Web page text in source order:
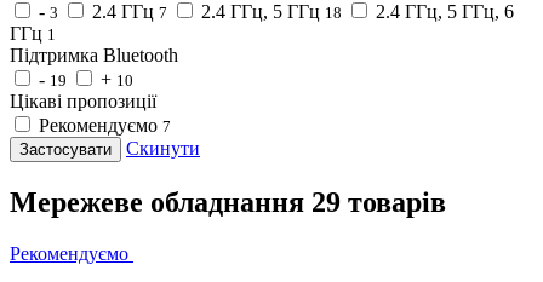
- 3 2.4 ГГц 7 2.4 ГГц, 5 ГГц 18
2.4 ГГц, 5 ГГц, 6
ГГц 1
Підтримка Bluetooth
- 19 + 10
Цікаві пропозиції
Рекомендуємо 7
Застосувати
Скинути
Мережеве обладнання 29 товарів
Рекомендуємо